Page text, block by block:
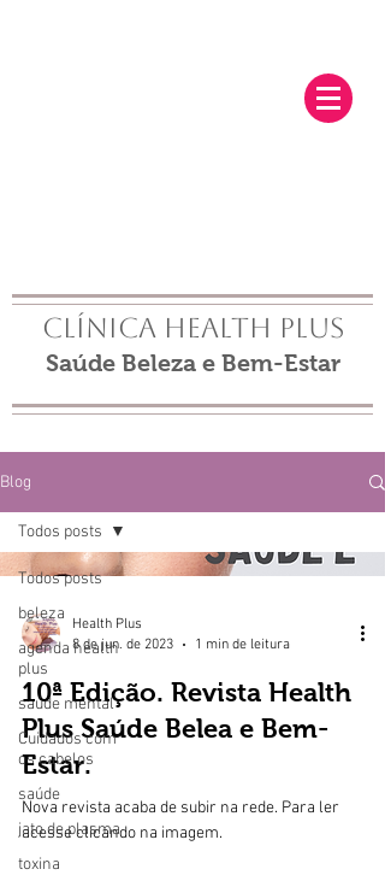
Clínica Health Plus
Saúde Beleza e Bem-Estar
Blog
Todos posts
beleza
agenda health
plus
saúde mental
Cuidados com
os cabelos
saúde
jato de plasma
toxina
Todos posts
Health Plus
8 de jun. de 2023
1 min de leitura
10ª Edição. Revista Health
Plus Saúde Belea e Bem-
Estar.
Nova revista acaba de subir na rede. Para ler
acesse clicando na imagem.